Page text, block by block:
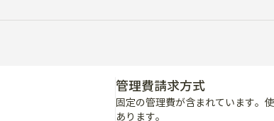
管理費請求方式
固定の管理費が含まれています。
あります。